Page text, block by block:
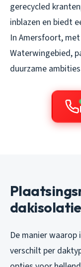
gerecycled
inblazen en biedt
In Amersfoort,
Waterwingebied,
duurzame
dakisolatie
De manier
verschilt per